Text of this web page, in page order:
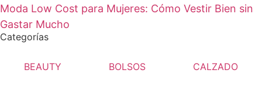
Moda Low Cost para Mujeres: Cómo Vestir Bien sin
Gastar Mucho
Categorías
BEAUTY BOLSOS CALZADO